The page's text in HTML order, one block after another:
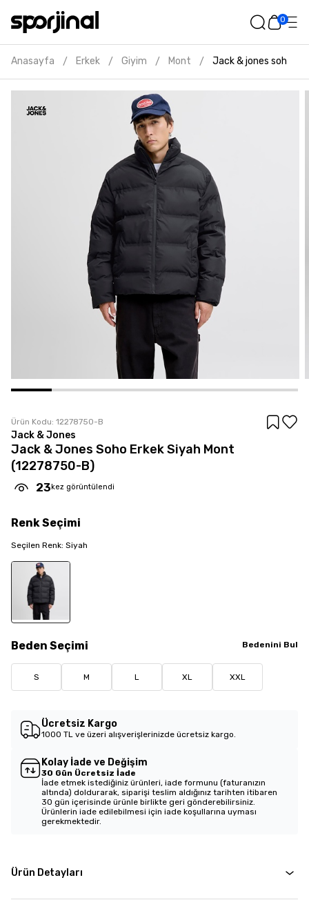
0
Anasayfa / Erkek / Giyim / Mont / Jack & jones soho
Ürün Kodu: 12278750-B
Jack & Jones
Jack & Jones Soho Erkek Siyah Mont
(12278750-B)
23 kez görüntülendi
Beden Seçimi Bedenini Bul
S M L XL XXL
RenkSeçimi
Seçilen Renk: Siyah
Ücretsiz Kargo
1000 TL ve üzeri alışverişlerinizde ücretsiz kargo.
Kolay İade ve Değişim
30 Gün Ücretsiz İade
İade etmek istediğiniz ürünleri, iade formunu (faturanızın
altında) doldurarak, siparişi teslim aldığınız tarihten itibaren
30 gün içerisinde ürünle birlikte geri gönderebilirsiniz.
Ürünlerin iade edilebilmesi için iade koşullarına uyması
gerekmektedir.
Ürün Detayları